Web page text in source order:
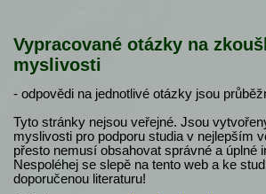
Vypracované otázky na
myslivosti
- odpovědi na jednotlivé otázky jsou
Tyto stránky nejsou veřejné. Jsou
myslivosti pro podporu studia v nejlepším
přesto nemusí obsahovat správné a úplné
Nespoléhej se slepě na tento web a ke
doporučenou literaturu!